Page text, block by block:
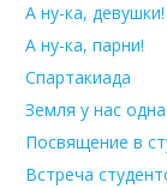
А ну-ка, девушки!
А ну-ка, парни!
Спартакиада
Земля у нас одна
Посвящение в
Встреча